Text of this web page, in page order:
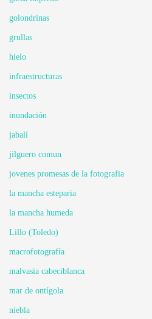
golondrinas
grullas
hielo
infraestructuras
insectos
inundación
jabalí
jilguero comun
jovenes promesas de la fotografia
la mancha esteparia
la mancha humeda
Lillo (Toledo)
macrofotografía
malvasia cabeciblanca
mar de ontígola
niebla